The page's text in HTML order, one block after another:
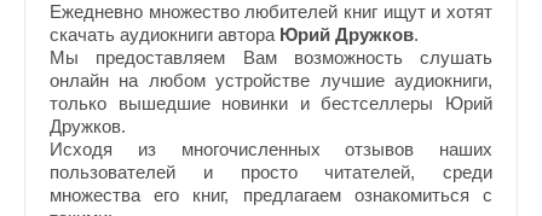
Ежедневно множество любителей книг ищут и хотят
скачать аудиокниги автора Юрий Дружков.
Мы предоставляем Вам возможность слушать
онлайн на любом устройстве лучшие аудиокниги,
только вышедшие новинки и бестселлеры Юрий
Дружков.
Исходя из многочисленных отзывов наших
пользователей и просто читателей, среди
множества его книг, предлагаем ознакомиться с